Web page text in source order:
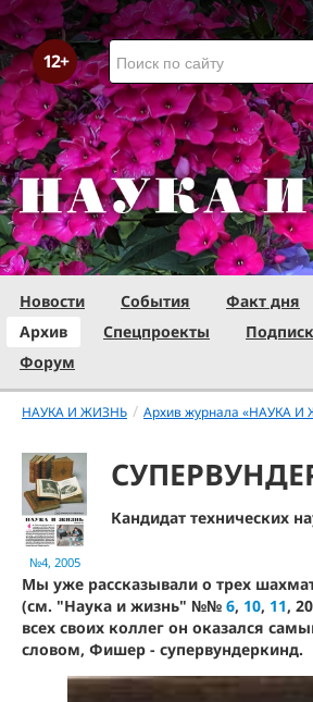
Новости События Факт дня
Архив
Спецпроекты
Форум
НАУКА И ЖИЗНЬ / Архив журнала «НАУКА И
№4, 2005
Кандидат технических
Мы уже рассказывали о трех
(см. "Наука и жизнь" №№ 6, 10, 11,
всех своих коллег он оказался
словом, Фишер - супервундеркинд.